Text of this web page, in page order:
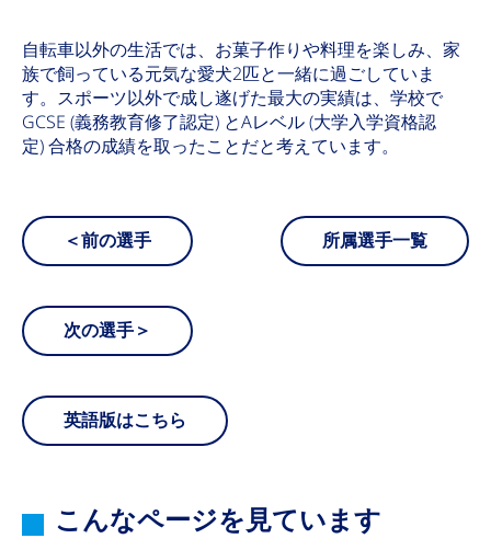
自転車以外の生活では、お菓子作りや料理を楽しみ、家
族で飼っている元気な愛犬2匹と一緒に過ごしていま
す。スポーツ以外で成し遂げた最大の実績は、学校で
GCSE (義務教育修了認定) とAレベル (大学入学資格認
定) 合格の成績を取ったことだと考えています。
＜前の選手 所属選手一覧
次の選手＞
英語版はこちら
こんなページを見ています